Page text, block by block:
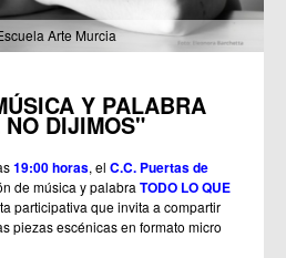
Arte Murcia
Y PALABRA
DIJIMOS"
19:00 horas, el C.C. Puertas de
de música y palabra TODO LO QUE
participativa que invita a compartir
piezas escénicas en formato micro